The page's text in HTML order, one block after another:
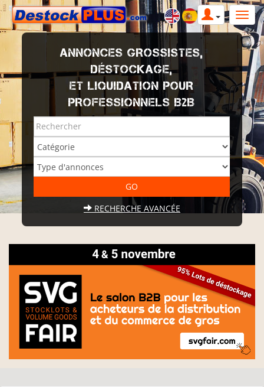
ANNONCES GROSSISTES,
DÉSTOCKAGE,
ET LIQUIDATION POUR
PROFESSIONNELS B2B
RECHERCHE AVANCÉE